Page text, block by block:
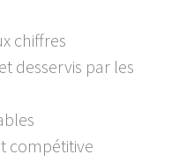
chiffres
desservis par les
compétitive